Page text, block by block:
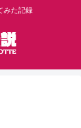
みた記録